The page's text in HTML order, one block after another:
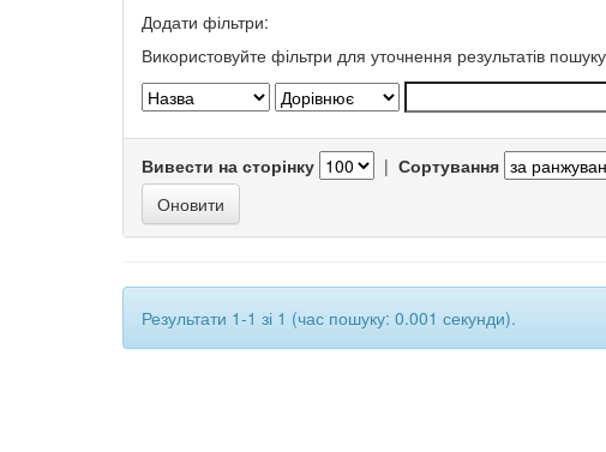
Додати фільтри:
Використовуйте фільтри для уточнення результатів
Вивести на сторінку | Сортування
Результати 1-1 зі 1 (час пошуку: 0.001 секунди).